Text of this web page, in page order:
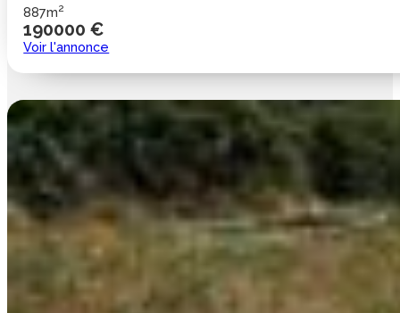
887m2
190000 €
Voir l'annonce